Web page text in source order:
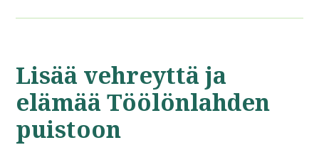
Lisää vehreyttä ja
elämää Töölönlahden
puistoon